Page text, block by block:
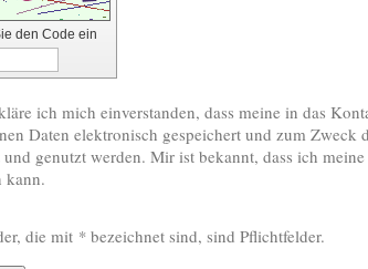
den Code ein
ich mich einverstanden, dass meine in das
Daten elektronisch gespeichert und zum Zweck
und genutzt werden. Mir ist bekannt, dass ich
kann.
die mit * bezeichnet sind, sind Pflichtfelder.